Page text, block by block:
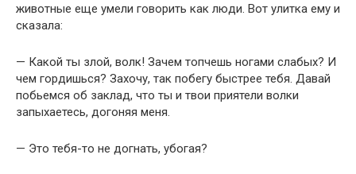
животные еще умели говорить как люди. Вот улитка ему и
сказала:
— Какой ты злой, волк! Зачем топчешь ногами слабых? И
чем гордишься? Захочу, так побегу быстрее тебя. Давай
побьемся об заклад, что ты и твои приятели волки
запыхаетесь, догоняя меня.
— Это тебя-то не догнать, убогая?